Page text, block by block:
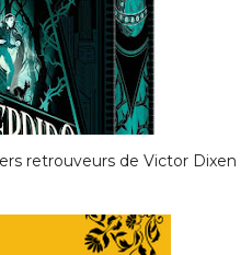
retrouveurs de Victor Dixen